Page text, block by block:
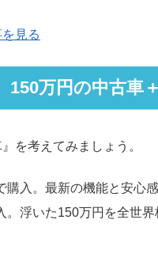
見る
150万円の中古車
を考えてみましょう。
入。最新の機能と安心
。浮いた150万円を全世